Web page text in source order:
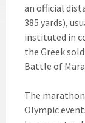
an official
385 yards),
instituted in
the Greek
Battle of
The
Olympic